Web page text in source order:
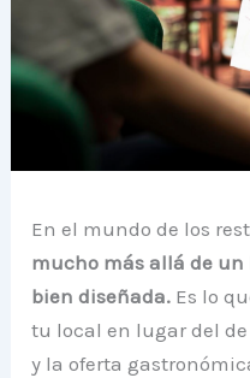
En el mundo de los
mucho más allá de
bien diseñada. Es lo
tu local en lugar del
y la oferta